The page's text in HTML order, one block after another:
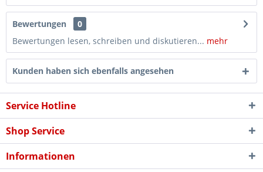
Bewertungen
0
Bewertungen lesen, schreiben und diskutieren... mehr
Kunden haben sich ebenfalls angesehen
Service Hotline
Shop Service
Informationen